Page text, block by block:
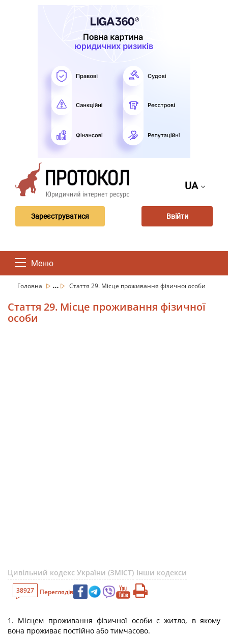
UA
Зареєструватися Ввійти
Меню
Головна ... Стаття 29. Місце проживання фізичної особи
Стаття 29. Місце проживання фізичної
особи
Цивільний кодекс України (ЗМІСТ) Інши кодекси
38927 Переглядів
1. Місцем проживання фізичної особи є житло, в якому
вона проживає постійно або тимчасово.